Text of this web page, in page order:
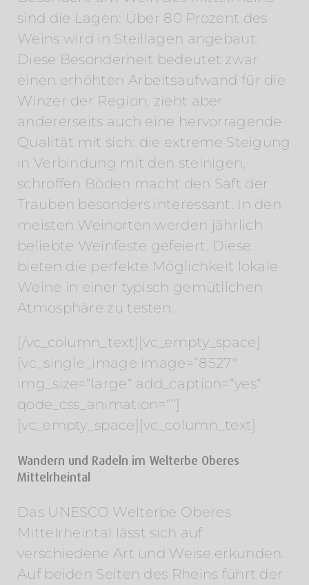
sind die Lagen: Über 80 Prozent des
Weins wird in Steillagen angebaut.
Diese Besonderheit bedeutet zwar
einen erhöhten Arbeitsaufwand für die
Winzer der Region, zieht aber
andererseits auch eine hervorragende
Qualität mit sich: die extreme Steigung
in Verbindung mit den steinigen,
schroffen Böden macht den Saft der
Trauben besonders interessant. In den
meisten Weinorten werden jährlich
beliebte Weinfeste gefeiert. Diese
bieten die perfekte Möglichkeit lokale
Weine in einer typisch gemütlichen
Atmosphäre zu testen.
[/vc_column_text][vc_empty_space]
[vc_single_image image=“8527″
img_size=“large“ add_caption=“yes“
qode_css_animation=““]
[vc_empty_space][vc_column_text]
Wandern und Radeln im Welterbe Oberes
Mittelrheintal
Das UNESCO Welterbe Oberes
Mittelrheintal lässt sich auf
verschiedene Art und Weise erkunden.
Auf beiden Seiten des Rheins führt der